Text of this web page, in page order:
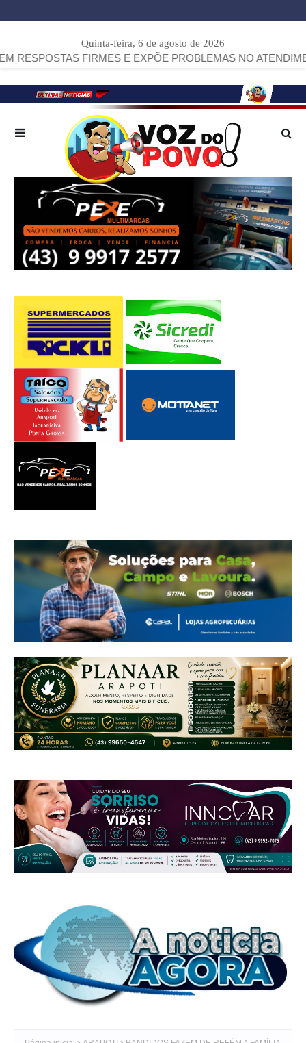
Quinta-feira, 6 de agosto de 2026
FIRMES E EXPÕE PROBLEMAS NO ATENDIMENTO >>